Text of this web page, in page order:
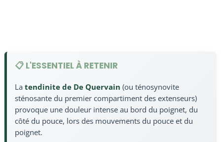
📋 L'ESSENTIEL À RETENIR
La tendinite de De Quervain (ou ténosynovite
sténosante du premier compartiment des extenseurs)
provoque une douleur intense au bord du poignet, du
côté du pouce, lors des mouvements du pouce et du
poignet.